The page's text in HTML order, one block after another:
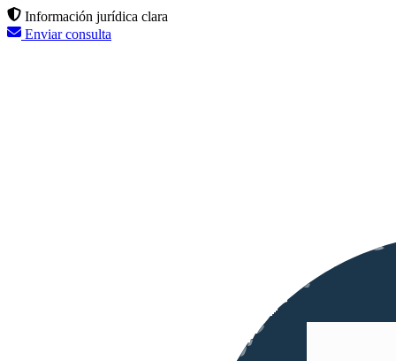
Información jurídica clara
Enviar consulta